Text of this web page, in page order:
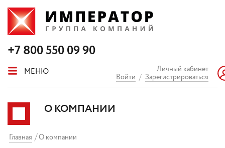
+7 800 550 09 90
МЕНЮ
Личный кабинет
Войти / Зарегистрироваться
О КОМПАНИИ
Главная О компании